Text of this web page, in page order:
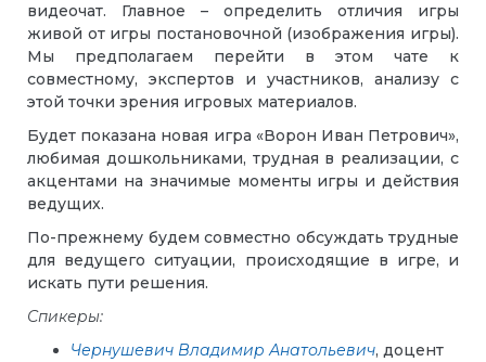
видеочат. Главное – определить отличия игры
живой от игры постановочной (изображения игры).
Мы предполагаем перейти в этом чате к
совместному, экспертов и участников, анализу с
этой точки зрения игровых материалов.
Будет показана новая игра «Ворон Иван Петрович»,
любимая дошкольниками, трудная в реализации, с
акцентами на значимые моменты игры и действия
ведущих.
По-прежнему будем совместно обсуждать трудные
для ведущего ситуации, происходящие в игре, и
искать пути решения.
Спикеры:
Чернушевич Владимир Анатольевич, доцент